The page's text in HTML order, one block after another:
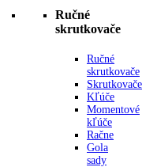
Ručné
skrutkovače
Ručné
skrutkovače
Skrutkovače
Kľúče
Momentové
kľúče
Račne
Gola
sady